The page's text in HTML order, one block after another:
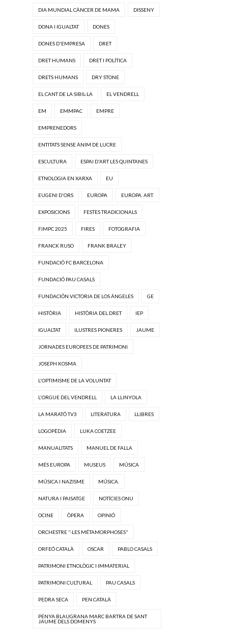
DIA MUNDIAL CÀNCER DE MAMA DISSENY
DONA I IGUALTAT DONES
DONES D'EMPRESA DRET
DRET HUMANS DRET I POLÍTICA
DRETS HUMANS DRY STONE
EL CANT DE LA SIBIL·LA EL VENDRELL
EM EMMPAC EMPRE
EMPRENEDORS
ENTITATS SENSE ÀNIM DE LUCRE
ESCULTURA ESPAI D'ART LES QUINTANES
ETNOLOGIA EN XARXA EU
EUGENI D'ORS EUROPA EUROPA. ART.
EXPOSICIONS FESTES TRADICIONALS
FIMPC 2025 FIRES FOTOGRAFIA
FRANCK RUSO FRANK BRALEY
FUNDACIÓ FC BARCELONA
FUNDACIÓ PAU CASALS
FUNDACIÓN VICTORIA DE LOS ÁNGELES GE
HISTÒRIA HISTÒRIA DEL DRET IEP
IGUALTAT ILUSTRES PIONERES JAUME
JORNADES EUROPEES DE PATRIMONI
JOSEPH KOSMA
L'OPTIMISME DE LA VOLUNTAT
L'ORGUE DEL VENDRELL LA LLINYOLA
LA MARATÓ TV3 LITERATURA LLIBRES
LOGOPÈDIA LUKA COETZEE
MANUALITATS MANUEL DE FALLA
MÉS EUROPA MUSEUS MÚSICA
MÚSICA I NAZISME MÚSICA.
NATURA I PAISATGE NOTÍCIES ONU
OCINE ÒPERA OPINIÓ
ORCHESTRE "·LES MÉTAMORPHOSES"
ORFEÓ CATALÀ OSCAR PABLO CASALS
PATRIMONI ETNOLÒGIC I IMMATERIAL
PATRIMONI CULTURAL PAU CASALS
PEDRA SECA PEN CATALÀ
PENYA BLAUGRANA MARC BARTRA DE SANT
JAUME DELS DOMENYS